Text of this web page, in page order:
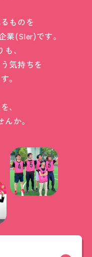
ものを
業(SIer)です。
、
気持ちを
。
、
か。